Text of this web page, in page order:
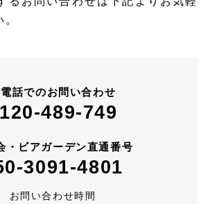
話でのお問い合わせ
489-749
・ビアガーデン直通番号
3091-4801
お問い合わせ時間